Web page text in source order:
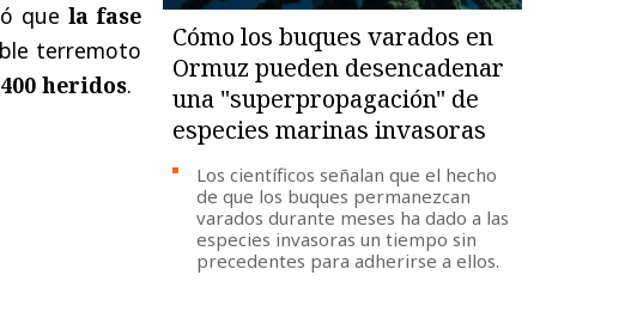
que la fase
terremoto
heridos.
Cómo los buques varados en
Ormuz pueden desencadenar
una "superpropagación" de
especies marinas invasoras
Los científicos señalan que el hecho
de que los buques permanezcan
varados durante meses ha dado a las
especies invasoras un tiempo sin
precedentes para adherirse a ellos.